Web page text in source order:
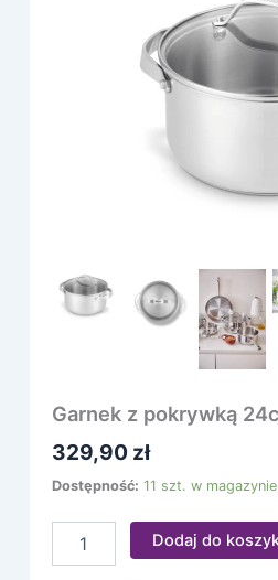
Garnek z pokrywką
329,90 zł
Dostępność: 11 szt. w magazynie
Dodaj do